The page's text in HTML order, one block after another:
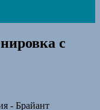
с